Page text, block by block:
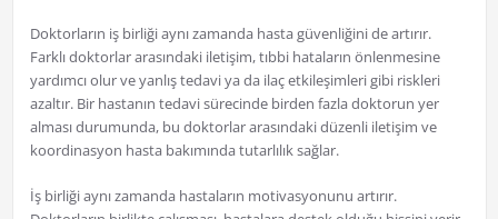
Doktorların iş birliği aynı zamanda hasta güvenliğini de artırır.
Farklı doktorlar arasındaki iletişim, tıbbi hataların önlenmesine
yardımcı olur ve yanlış tedavi ya da ilaç etkileşimleri gibi riskleri
azaltır. Bir hastanın tedavi sürecinde birden fazla doktorun yer
alması durumunda, bu doktorlar arasındaki düzenli iletişim ve
koordinasyon hasta bakımında tutarlılık sağlar.
İş birliği aynı zamanda hastaların motivasyonunu artırır.